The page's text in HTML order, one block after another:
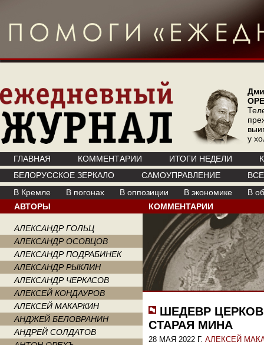
у
ГЛАВНАЯ КОММЕНТАРИИ ИТОГИ НЕДЕЛИ
БЕЛОРУССКОЕ ЗЕРКАЛО
САМОУПРАВЛЕНИЕ
В Кремле
В погонах В оппозиции В экономике
В
АВТОРЫ
АЛЕКСАНДР ГОЛЬЦ
АЛЕКСАНДР ОСОВЦОВ
АЛЕКСАНДР ПОДРАБИНЕК
АЛЕКСАНДР РЫКЛИН
АЛЕКСАНДР ЧЕРКАСОВ
АЛЕКСЕЙ КОНДАУРОВ
АЛЕКСЕЙ МАКАРКИН
АНДЖЕЙ БЕЛОВРАНИН
АНДРЕЙ СОЛДАТОВ
КОММЕНТАРИИ
ШЕДЕВР
СТАРАЯ МИНА
28 МАЯ 2022 Г. АЛЕКСЕЙ